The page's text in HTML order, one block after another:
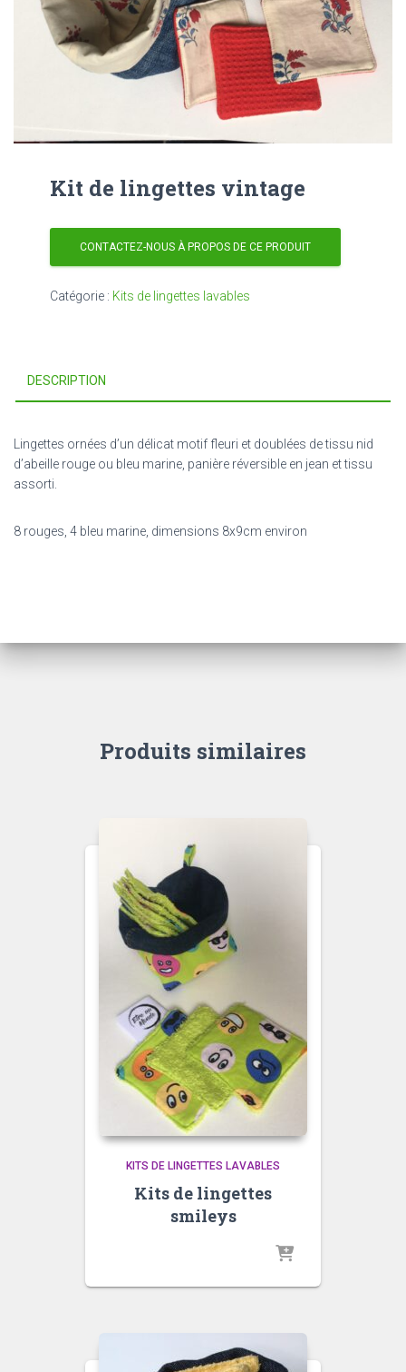
Kit de lingettes vintage
CONTACTEZ-NOUS À PROPOS DE CE PRODUIT
Catégorie : Kits de lingettes lavables
DESCRIPTION
Lingettes ornées d’un délicat motif fleuri et doublées de tissu nid
d’abeille rouge ou bleu marine, panière réversible en jean et tissu
assorti.
8 rouges, 4 bleu marine, dimensions 8x9cm environ
Produits similaires
KITS DE LINGETTES LAVABLES
Kits de lingettes
smileys